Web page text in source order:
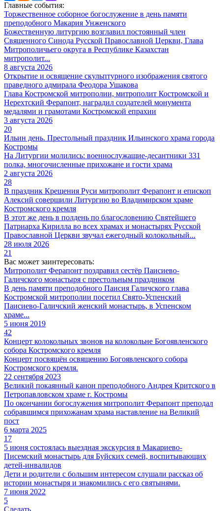
Главные события:
Торжественное соборное богослужение в день памяти
преподобного Макария Унженского
Божественную литургию возглавил постоянный член
Священного Синода Русской Православной Церкви, Глава
Митрополичьего округа в Республике Казахстан
митрополит...
8 августа 2026
Открытие и освящение скульптурного изображения святого
праведного адмирала Феодора Ушакова
Глава Костромской митрополии, митрополит Костромской и
Нерехтский Ферапонт, наградил создателей монумента
медалями и грамотами Костромской епрахии
3 августа 2026
20
Ильин день. Престольный праздник Ильинского храма города
Костромы
На Литургии молились: военнослужащие-десантники 331
полка, многочисленные прихожане и гости храма
2 августа 2026
28
В праздник Крещения Руси митрополит Ферапонт и епископ
Алексий совершили Литургию во Владимирском храме
Костромского кремля
В этот же день в полдень по благословению Святейшего
Патриарха Кирилла во всех храмах и монастырях Русской
Православной Церкви звучал ежегодный колокольный...
28 июля 2026
21
Вас может заинтересовать:
Митрополит Ферапонт поздравил сестёр Паисиево-
Галичского монастыря с престольным праздником
В день памяти преподобного Паисия Галичского глава
Костромской митрополии посетил Свято-Успенский
Паисиево-Галичский женский монастырь, в Успенском
храме...
5 июня 2019
42
Концерт колокольных звонов на колокольне Богоявленского
собора Костромского кремля
Концерт посвящён освящению Богоявленского собора
Костромского кремля.
22 сентября 2023
Великий покаянный канон преподобного Андрея Критского в
Петропавловском храме г. Костромы
По окончании богослужения митрополит Ферапонт преподал
собравшимся прихожанам храма наставление на Великий
пост
6 марта 2025
17
5 июня состоялась выездная экскурсия в Макариево-
Писемский монастырь для Буйских семей, воспитывающих
детей-инвалидов
Дети и родители с большим интересом слушали рассказ об
истории монастыря и знакомились с его святынями.
7 июня 2022
5
Сделать